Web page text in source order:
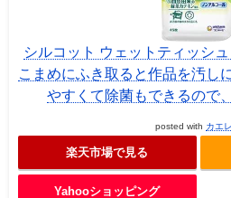
シルコット ウェットティッシ
こまめにふき取ると作品を汚し
やすくて除菌もできるので
posted with カエ
楽天市場で見る
Yahooショッピング